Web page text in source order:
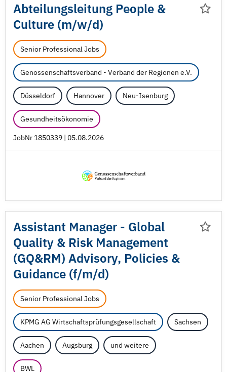
Abteilungsleitung People &
Culture (m/w/d)
Senior Professional Jobs
Genossenschaftsverband - Verband der Regionen e.V.
Düsseldorf Hannover Neu-Isenburg
Gesundheitsökonomie
JobNr 1850339 | 05.08.2026
Assistant Manager - Global
Quality & Risk Management
(GQ&RM) Advisory, Policies &
Guidance (f/m/d)
Senior Professional Jobs
KPMG AG Wirtschaftsprüfungsgesellschaft Sachsen
Aachen Augsburg und weitere
BWL